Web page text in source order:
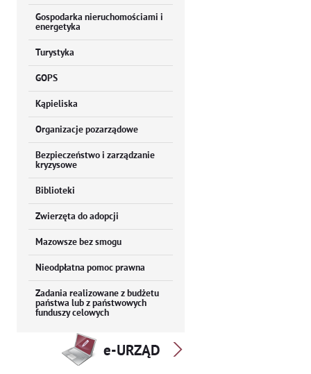
Gospodarka nieruchomościami i
energetyka
Turystyka
GOPS
Kąpieliska
Organizacje pozarządowe
Bezpieczeństwo i zarządzanie
kryzysowe
Biblioteki
Zwierzęta do adopcji
Mazowsze bez smogu
Nieodpłatna pomoc prawna
Zadania realizowane z budżetu
państwa lub z państwowych
funduszy celowych